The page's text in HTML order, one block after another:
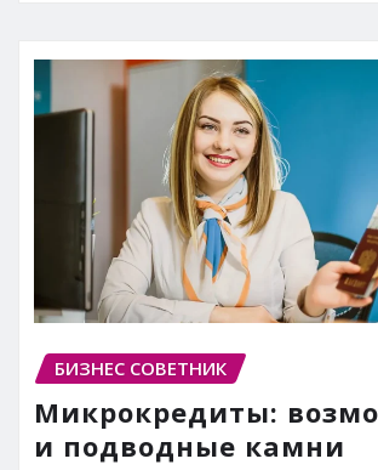
БИЗНЕС СОВЕТНИК
Микрокредиты:
и подводные камни